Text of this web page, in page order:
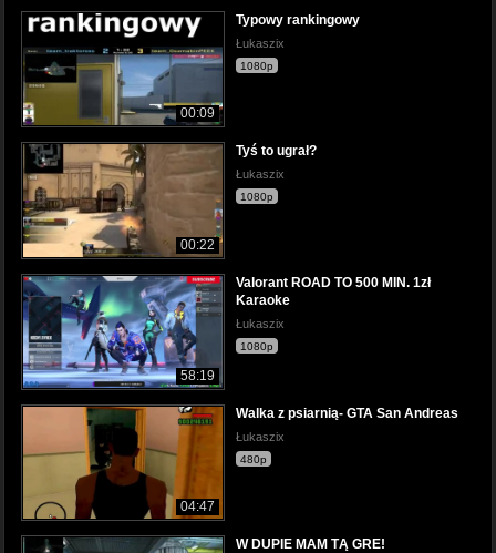
00:09
Typowy rankingowy
Łukaszix
1080p
00:22
Tyś to ugrał?
Łukaszix
1080p
58:19
Valorant ROAD TO 500 MIN. 1zł
Karaoke
Łukaszix
1080p
04:47
Walka z psiarnią- GTA San Andreas
Łukaszix
480p
W DUPIE MAM TĄ GRE!